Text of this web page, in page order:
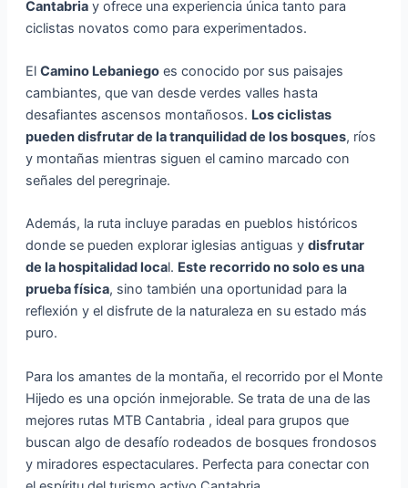
Cantabriay ofrece una experiencia única tanto para
ciclistas novatos como para experimentados.
El Camino Lebaniegoes conocido por sus paisajes
cambiantes, que van desde verdes valles hasta
desafiantes ascensos montañosos. Los ciclistas
pueden disfrutar de la tranquilidad de los bosques, ríos
y montañas mientras siguen el camino marcado con
señales del peregrinaje.
Además, la ruta incluye paradas en pueblos históricos
donde se pueden explorar iglesias antiguas y disfrutar
de la hospitalidad local. Este recorrido no solo es una
prueba física, sino también una oportunidad para la
reflexión y el disfrute de la naturaleza en su estado más
puro.
Para los amantes de la montaña, el recorrido por el Monte
Hijedo es una opción inmejorable. Se trata de una de las
mejores rutas MTB Cantabria , ideal para grupos que
buscan algo de desafío rodeados de bosques frondosos
y miradores espectaculares. Perfecta para conectar con